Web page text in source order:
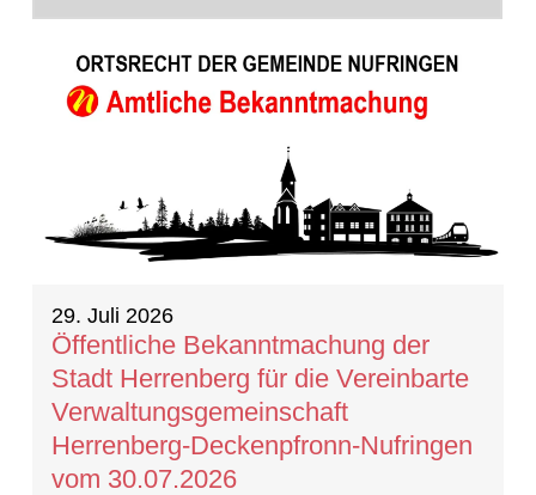
20 Ergebnisse gefunden
29. Juli 2026
Öffentliche Bekanntmachung der
Stadt Herrenberg für die Vereinbarte
Verwaltungsgemeinschaft
Herrenberg-Deckenpfronn-Nufringen
vom 30.07.2026